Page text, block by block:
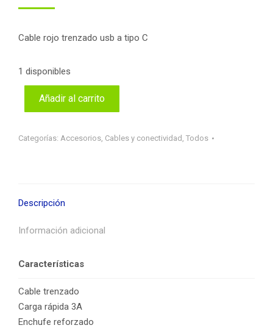
Cable rojo trenzado usb a tipo C
1 disponibles
Añadir al carrito
Categorías: Accesorios, Cables y conectividad , Todos
Descripción
Información adicional
Características
Cable trenzado
Carga rápida 3A
Enchufe reforzado